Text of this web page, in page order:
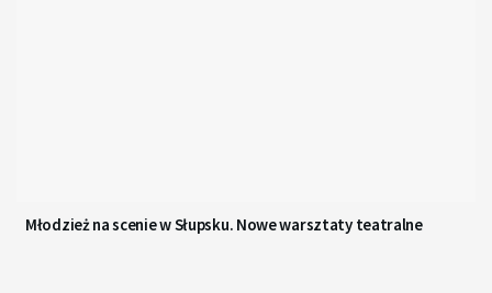
Młodzież na scenie w Słupsku. Nowe warsztaty teatralne